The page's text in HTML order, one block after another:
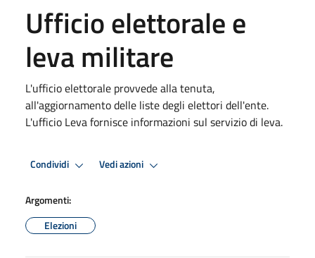
Ufficio elettorale e
leva militare
L'ufficio elettorale provvede alla tenuta,
all'aggiornamento delle liste degli elettori dell'ente.
L'ufficio Leva fornisce informazioni sul servizio di leva.
Condividi Vedi azioni
Argomenti:
Elezioni